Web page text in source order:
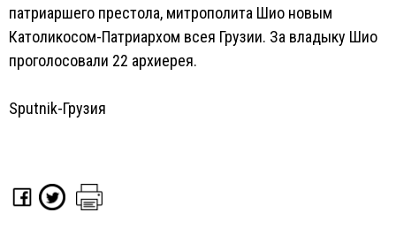
патриаршего престола, митрополита Шио новым
Католикосом-Патриархом всея Грузии. За владыку Шио
проголосовали 22 архиерея.
Sputnik-Грузия